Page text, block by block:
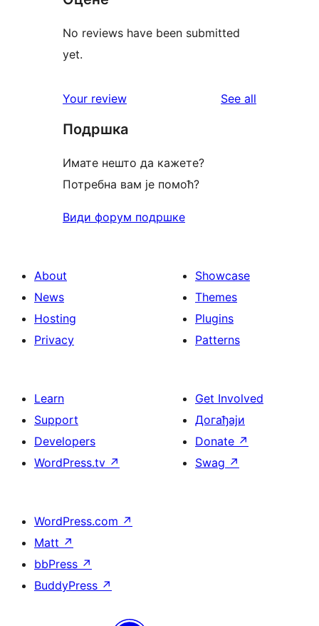
No reviews have been submitted
yet.
Your review See all
Подршка
Имате нешто да кажете?
Потребна вам је помоћ?
Види форум подршке
About
News
Hosting
Privacy
Showcase
Themes
Plugins
Patterns
Learn
Support
Developers
WordPress.tv ↗
Get Involved
Догађаји
Donate ↗
Swag ↗
WordPress.com ↗
Matt ↗
bbPress ↗
BuddyPress ↗